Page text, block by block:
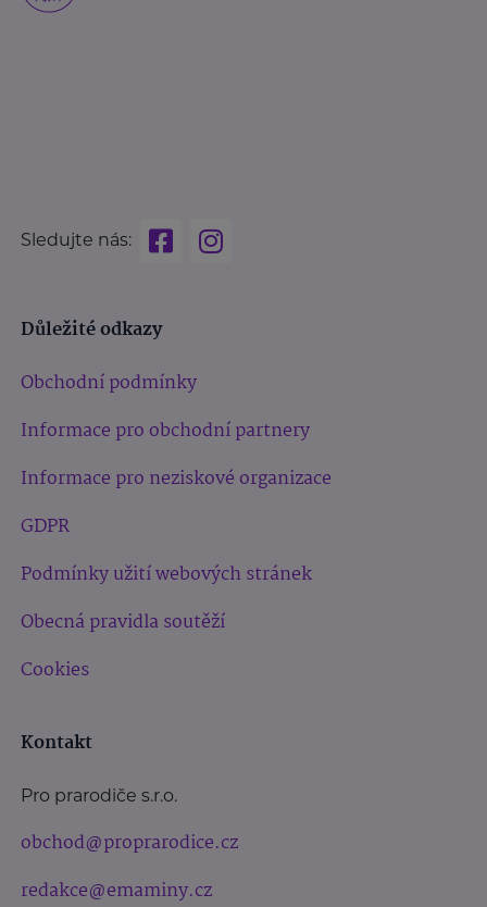
Sledujte nás:
Důležité odkazy
Obchodní podmínky
Informace pro obchodní partnery
Informace pro neziskové organizace
GDPR
Podmínky užití webových stránek
Obecná pravidla soutěží
Cookies
Kontakt
Pro prarodiče s.r.o.
obchod@proprarodice.cz
redakce@emaminy.cz